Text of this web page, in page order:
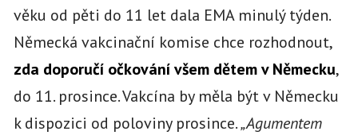
věku od pěti do 11 let dala EMA minulý týden.
Německá vakcinační komise chce rozhodnout,
zda doporučí očkování všem dětem v Německu,
do 11. prosince. Vakcína by měla být v Německu
k dispozici od poloviny prosince.„Agumentem